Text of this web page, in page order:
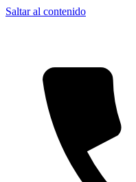
Saltar al contenido